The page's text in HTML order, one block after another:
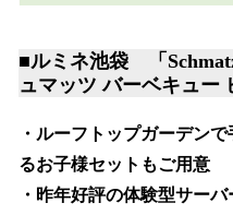
■ルミネ池袋 「
ュマッツ バーベキュー
・ルーフトップガーデン
るお子様セットもご用意
・昨年好評の体験型サー